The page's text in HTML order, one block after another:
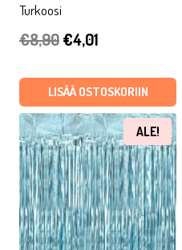
Turkoosi
€8,90Alkuperäinen
oli:
€8,90.
€4,01
on:
€4,01.
LISÄÄ OSTOSKORIIN
ALE!